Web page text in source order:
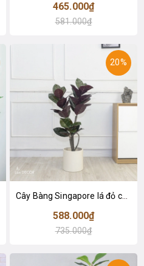
465.000₫
581.000₫
20%
Cây Bàng Singapore lá đỏ cây giả trang trí Lan Decor (110cm) - LC2918-1
588.000₫
735.000₫